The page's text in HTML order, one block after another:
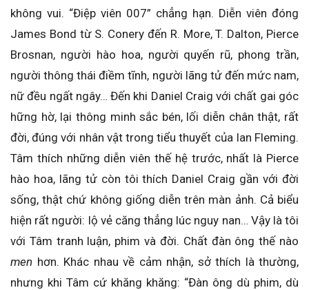
không vui. “Điệp viên 007” chẳng hạn. Diễn viên đóng
James Bond từ S. Conery đến R. More, T. Dalton, Pierce
Brosnan, người hào hoa, người quyến rũ, phong trần,
người thông thái điềm tĩnh, người lãng tử đến mức nam,
nữ đều ngất ngây… Đến khi Daniel Craig với chất gai góc
hững hờ, lại thông minh sắc bén, lối diễn chân thật, rất
đời, đúng với nhân vật trong tiểu thuyết của Ian Fleming.
Tâm thích những diễn viên thế hệ trước, nhất là Pierce
hào hoa, lãng tử còn tôi thích Daniel Craig gần với đời
sống, thật chứ không giống diễn trên màn ảnh. Cả biểu
hiện rất người: lộ vẻ căng thẳng lúc nguy nan… Vậy là tôi
với Tâm tranh luận, phim và đời. Chất đàn ông thế nào
men hơn. Khác nhau về cảm nhận, sở thích là thường,
nhưng khi Tâm cứ khăng khăng: “Đàn ông dù phim, dù